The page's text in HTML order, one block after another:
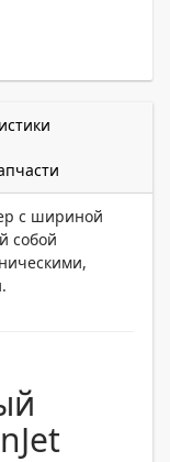
с шириной
собой